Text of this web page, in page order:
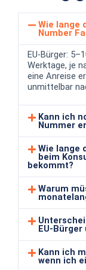
Wie lange
Number
EU-Bürger:
Werktage, je
eine Anreise
unmittelbar
Kann ich
Nummer
Wie lange
beim
bekommt?
Warum
EU-
Kann ich
wenn ich